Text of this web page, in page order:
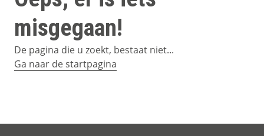
Gidsen
misgegaan!
De pagina die u zoekt, bestaat niet...
Ga naar de startpagina